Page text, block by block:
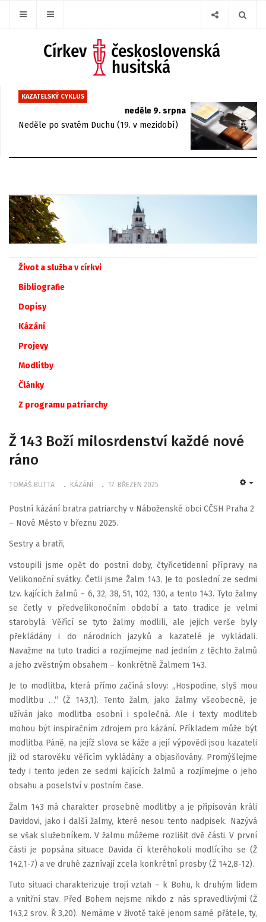
KAZATELSKÝ CYKLUS
neděle 9. srpna
Neděle po svatém Duchu (19. v mezidobí)
Život a služba v církvi
Bibliografie
Dopisy
Kázání
Projevy
Modlitby
Články
Z programu patriarchy
Ž 143 Boží milosrdenství každé nové
ráno
TOMÁŠ BUTTA KÁZÁNÍ 17. BŘEZEN 2025
Postní kázání bratra patriarchy v Náboženské obci CČSH Praha 2
– Nové Město v březnu 2025.
Sestry a bratři,
vstoupili jsme opět do postní doby, čtyřicetidenní přípravy na
Velikonoční svátky. Četli jsme Žalm 143. Je to poslední ze sedmi
tzv. kajících žalmů – 6, 32, 38, 51, 102, 130, a tento 143. Tyto žalmy
se četly v předvelikonočním období a tato tradice je velmi
starobylá. Věřící se tyto žalmy modlili, ale jejich verše byly
překládány i do národních jazyků a kazatelé je vykládali.
Navažme na tuto tradici a rozjímejme nad jedním z těchto žalmů
a jeho zvěstným obsahem – konkrétně Žalmem 143.
Je to modlitba, která přímo začíná slovy: „Hospodine, slyš mou
modlitbu …“ (Ž 143,1). Tento žalm, jako žalmy všeobecně, je
užíván jako modlitba osobní i společná. Ale i texty modliteb
mohou být inspiračním zdrojem pro kázání. Příkladem může být
modlitba Páně, na jejíž slova se káže a její výpovědi jsou kazateli
již od starověku věřícím vykládány a objasňovány. Promýšlejme
tedy i tento jeden ze sedmi kajících žalmů a rozjímejme o jeho
obsahu a poselství v postním čase.
Žalm 143 má charakter prosebné modlitby a je připisován králi
Davidovi, jako i další žalmy, které nesou tento nadpisek. Nazývá
se však služebníkem. V žalmu můžeme rozlišit dvě části. V první
části je popsána situace Davida či kteréhokoli modlícího se (Ž
142,1-7) a ve druhé zaznívají zcela konkrétní prosby (Ž 142,8-12).
Tuto situaci charakterizuje trojí vztah – k Bohu, k druhým lidem
a vnitřní stav. Před Bohem nejsme nikdo z nás spravedlivými (Ž
143,2 srov. Ř 3,20). Nemáme v životě také jenom samé přátele, ty,